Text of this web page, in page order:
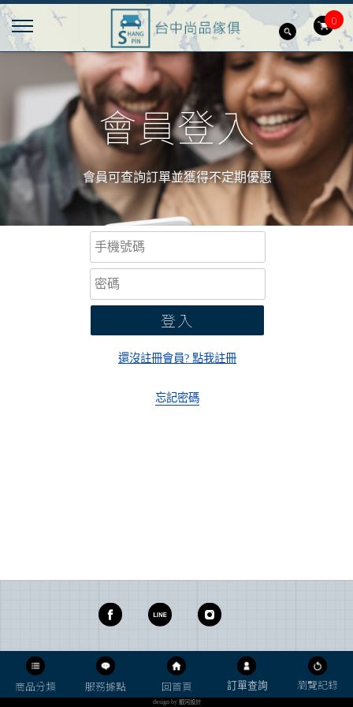
0
會員登入
會員可查詢訂單並獲得不定期優惠
登入
還沒註冊會員? 點我註冊
忘記密碼
瀏覽記錄
訂單查詢
回首頁
服務據點
商品分類
design by 銀河設計